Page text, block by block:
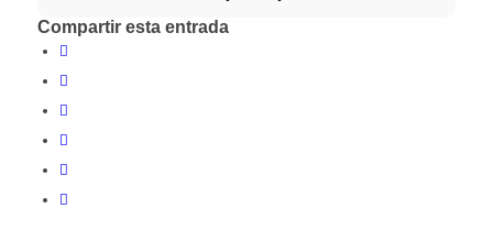
Compartir esta entrada